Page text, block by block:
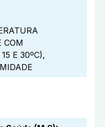
COM
E 30ºC),